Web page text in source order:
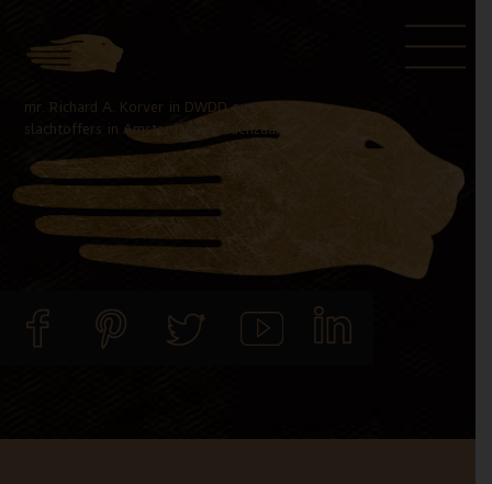
naar
hoofd
naar
voettekst
mr. Richard A. Korver in DWDD over positie
slachtoffers in Amsterdamse zedenzaak